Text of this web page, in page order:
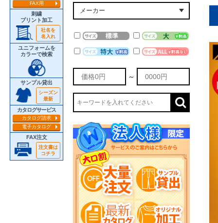
FAX用
刺繍
プリント加工
社名を
名入れ
ユニフォームを
カラーで検索
サンプル貸出
シーズン
最新
カタログサービス
カタログ請求
電子カタログ
FAX注文
注文書は
コチラ
～